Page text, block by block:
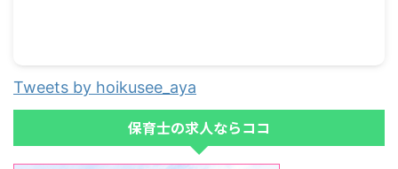
Tweets by hoikusee_aya
保育士の求人ならココ